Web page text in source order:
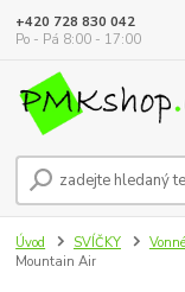
+420 728 830 042
Po - Pá 8:00 - 17:00
Úvod SVÍČKY
Mountain Air